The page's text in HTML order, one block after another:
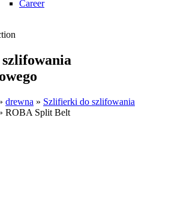
Career
drewna » Szlifierki do szlifowania
ROBA Split Belt